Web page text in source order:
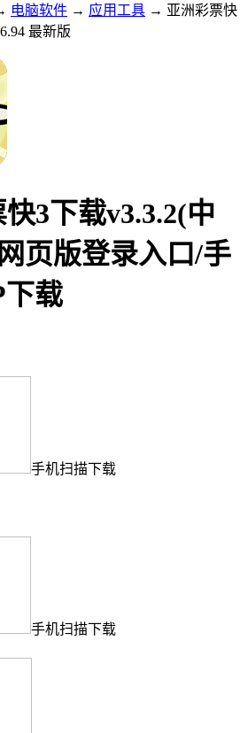
电脑软件 → 应用工具 → 亚洲彩票快
最新版
3下载v3.3.2(中
页版登录入口/手
载
手机扫描下载
手机扫描下载